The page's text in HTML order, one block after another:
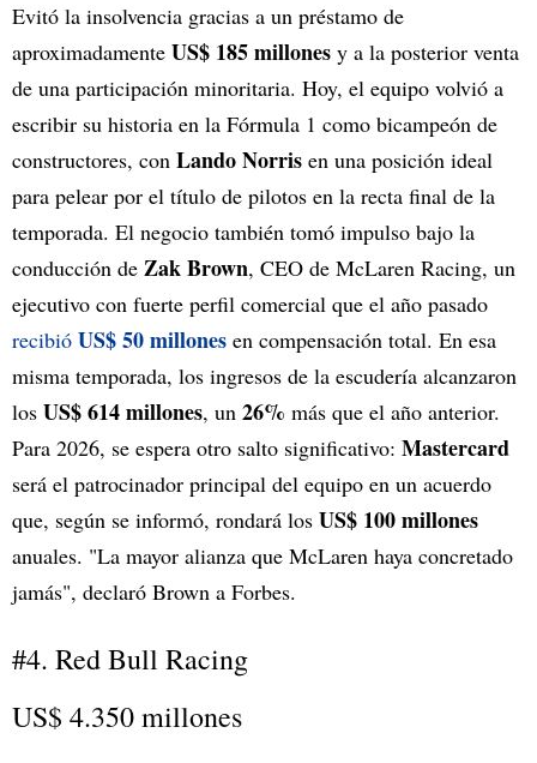
Evitó la insolvencia gracias a un préstamo de
aproximadamente US$ 185 millones y a la posterior venta
de una participación minoritaria. Hoy, el equipo volvió a
escribir su historia en la Fórmula 1 como bicampeón de
constructores, con Lando Norris en una posición ideal
para pelear por el título de pilotos en la recta final de la
temporada. El negocio también tomó impulso bajo la
conducción de Zak Brown, CEO de McLaren Racing, un
ejecutivo con fuerte perfil comercial que el año pasado
recibió US$ 50 millones en compensación total. En esa
misma temporada, los ingresos de la escudería alcanzaron
los US$ 614 millones, un 26% más que el año anterior.
Para 2026, se espera otro salto significativo: Mastercard
será el patrocinador principal del equipo en un acuerdo
que, según se informó, rondará los US$ 100 millones
anuales. "La mayor alianza que McLaren haya concretado
jamás", declaró Brown a Forbes.
#4. Red Bull Racing
US$ 4.350 millones